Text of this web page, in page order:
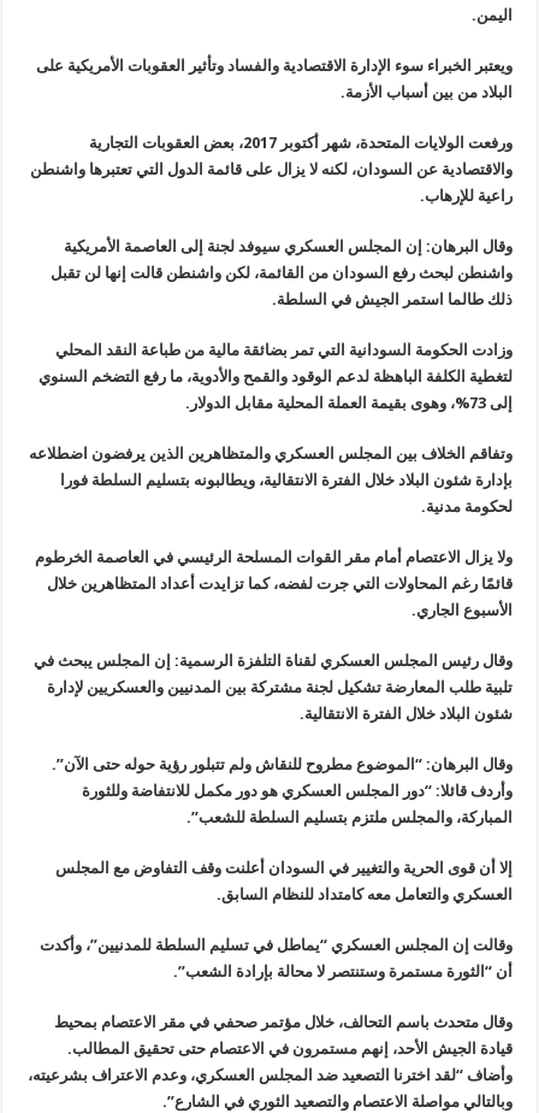
اليمن.
ويعتبر الخبراء سوء الإدارة الاقتصادية والفساد وتأثير العقوبات الأمريكية على
البلاد من بين أسباب الأزمة.
ورفعت الولايات المتحدة، شهر أكتوبر 2017، بعض العقوبات التجارية
والاقتصادية عن السودان، لكنه لا يزال على قائمة الدول التي تعتبرها واشنطن
راعية للإرهاب.
وقال البرهان: إن المجلس العسكري سيوفد لجنة إلى العاصمة الأمريكية
واشنطن لبحث رفع السودان من القائمة، لكن واشنطن قالت إنها لن تقبل
ذلك طالما استمر الجيش في السلطة.
وزادت الحكومة السودانية التي تمر بضائقة مالية من طباعة النقد المحلي
لتغطية الكلفة الباهظة لدعم الوقود والقمح والأدوية، ما رفع التضخم السنوي
إلى 73%، وهوى بقيمة العملة المحلية مقابل الدولار.
وتفاقم الخلاف بين المجلس العسكري والمتظاهرين الذين يرفضون اضطلاعه
بإدارة شئون البلاد خلال الفترة الانتقالية، ويطالبونه بتسليم السلطة فورا
لحكومة مدنية.
ولا يزال الاعتصام أمام مقر القوات المسلحة الرئيسي في العاصمة الخرطوم
قائمًا رغم المحاولات التي جرت لفضه، كما تزايدت أعداد المتظاهرين خلال
الأسبوع الجاري.
وقال رئيس المجلس العسكري لقناة التلفزة الرسمية: إن المجلس يبحث في
تلبية طلب المعارضة تشكيل لجنة مشتركة بين المدنيين والعسكريين لإدارة
شئون البلاد خلال الفترة الانتقالية.
وقال البرهان: “الموضوع مطروح للنقاش ولم تتبلور رؤية حوله حتى الآن”.
وأردف قائلا: “دور المجلس العسكري هو دور مكمل للانتفاضة وللثورة
المباركة، والمجلس ملتزم بتسليم السلطة للشعب”.
إلا أن قوى الحرية والتغيير في السودان أعلنت وقف التفاوض مع المجلس
العسكري والتعامل معه كامتداد للنظام السابق.
وقالت إن المجلس العسكري “يماطل في تسليم السلطة للمدنيين”، وأكدت
أن “الثورة مستمرة وستنتصر لا محالة بإرادة الشعب”.
وقال متحدث باسم التحالف، خلال مؤتمر صحفي في مقر الاعتصام بمحيط
قيادة الجيش الأحد، إنهم مستمرون في الاعتصام حتى تحقيق المطالب.
وأضاف “لقد اخترنا التصعيد ضد المجلس العسكري، وعدم الاعتراف بشرعيته،
وبالتالي مواصلة الاعتصام والتصعيد الثوري في الشارع”.